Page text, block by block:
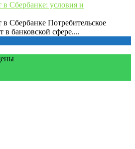
в Сбербанке: условия и
Сбербанке Потребительское
в банковской сфере....